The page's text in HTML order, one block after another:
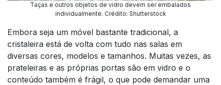
Taças e outros objetos de vidro devem ser embalados
individualmente. Crédito: Shutterstock
Embora seja um móvel bastante tradicional, a
cristaleira está de volta com tudo nas salas em
diversas cores, modelos e tamanhos. Muitas vezes, as
prateleiras e as próprias portas são em vidro e o
conteúdo também é frágil, o que pode demandar uma